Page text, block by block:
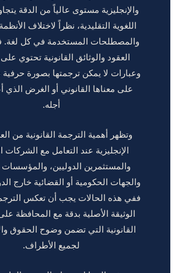
والإنجليزية مستوى عالياً من الدقة
اللغوية التقليدية، نظراً لاختلاف
والمصطلحات المستخدمة في كل لغة.
العقود والوثائق القانونية تحتوي
وعبارات لا يمكن ترجمتها بصورة حرفية
على معناها القانوني أو الغرض
أجله.
وتظهر أهمية الترجمة القانونية من
الإنجليزية عند التعامل مع الشركات
والمستثمرين الدوليين، والمؤسسات
والجهات الحكومية أو القضائية خارج
ففي هذه الحالات يجب أن تعكس
الوثيقة الأصلية بدقة مع المحافظة
القانونية التي تضمن وضوح الحقوق
لجميع الأطراف.